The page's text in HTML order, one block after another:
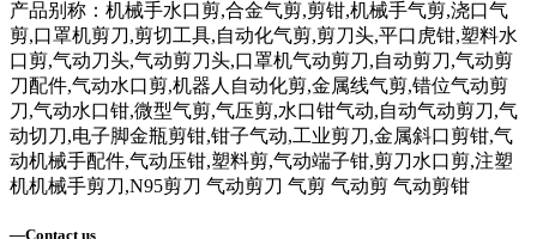
产品别称：机械手水口剪,合金气剪,剪钳,机械手气剪,浇口气
剪,口罩机剪刀,剪切工具,自动化气剪,剪刀头,平口虎钳,塑料水
口剪,气动刀头,气动剪刀头,口罩机气动剪刀,自动剪刀,气动剪
刀配件,气动水口剪,机器人自动化剪,金属线气剪,错位气动剪
刀,气动水口钳,微型气剪,气压剪,水口钳气动,自动气动剪刀,气
动切刀,电子脚金瓶剪钳,钳子气动,工业剪刀,金属斜口剪钳,气
动机械手配件,气动压钳,塑料剪,气动端子钳,剪刀水口剪,注塑
机机械手剪刀,N95剪刀 气动剪刀 气剪 气动剪 气动剪钳
—Contact us